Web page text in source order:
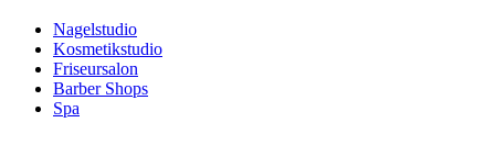
Nagelstudio
Kosmetikstudio
Friseursalon
Barber Shops
Spa